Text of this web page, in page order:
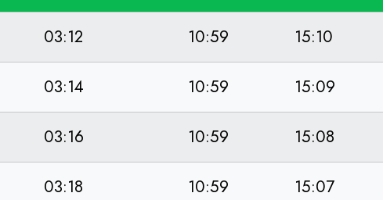
03:12 10:59 15:10
03:14 10:59 15:09
03:16 10:59 15:08
03:18 10:59 15:07